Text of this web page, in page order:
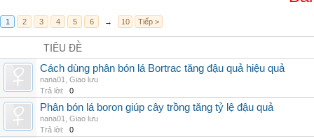
1 2 3 4 5 6 → 10 Tiếp >
TIÊU ĐỀ
Cách dùng phân bón lá Bortrac tăng đậu quả hiệu quả
nana01
Giao lưu
Trả lời:
0
Phân bón lá boron giúp cây trồng tăng tỷ lệ đậu quả
nana01
Giao lưu
Trả lời:
0